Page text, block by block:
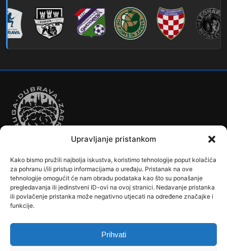
Upravljanje pristankom
Kako bismo pružili najbolja iskustva, koristimo tehnologije poput kolačića
za pohranu i/ili pristup informacijama o uređaju. Pristanak na ove
tehnologije omogućit će nam obradu podataka kao što su ponašanje
pregledavanja ili jedinstveni ID-ovi na ovoj stranici. Nedavanje pristanka
ili povlačenje pristanka može negativno utjecati na određene značajke i
funkcije.
Prihvati
212 Noćna – Dubec – Sesvete
Autobusi Automobilizam Biciklizam
Borilački Sportovi
Cookie Policy (EU)
Crkve, samostani i župni uredi
Dječji vrtići
Drugi sportovi
Društva, klubovi, savezi, udruge
Dubrava u Srcu
Edukacija